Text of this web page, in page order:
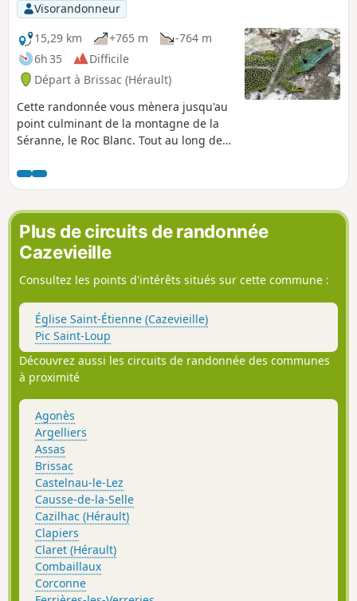
Visorandonneur
15,29 km
+765 m
-764 m
6h 35
Difficile
Départ à Brissac (Hérault)
Cette randonnée vous mènera jusqu'au
point culminant de la montagne de la
Séranne, le Roc Blanc. Tout au long de
panoramas sur les vallées de la Buèges,
de l'Hérault, les Gorges de la Vis, le Pic
Saint-Loup et l'Hortus.
Plus de circuits de randonnée
Cazevieille
Consultez les points d'intérêts situés sur cette commune :
Église Saint-Étienne (Cazevieille)
Pic Saint-Loup
Découvrez aussi les circuits de randonnée des communes
à proximité
Agonès
Argelliers
Assas
Brissac
Castelnau-le-Lez
Causse-de-la-Selle
Cazilhac (Hérault)
Clapiers
Claret (Hérault)
Combaillaux
Corconne